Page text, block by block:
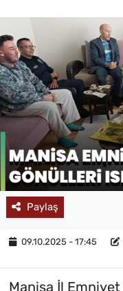
Paylaş
09.10.2025 - 17:45
Manisa İl
MAGAZİN